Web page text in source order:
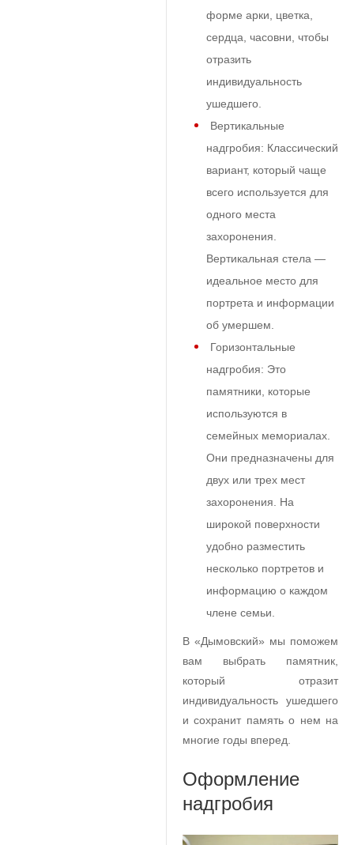
форме арки, цветка,
сердца, часовни, чтобы
отразить
индивидуальность
ушедшего.
Вертикальные
надгробия: Классический
вариант, который чаще
всего используется для
одного места
захоронения.
Вертикальная стела —
идеальное место для
портрета и информации
об умершем.
Горизонтальные
надгробия: Это
памятники, которые
используются в
семейных мемориалах.
Они предназначены для
двух или трех мест
захоронения. На
широкой поверхности
удобно разместить
несколько портретов и
информацию о каждом
члене семьи.
В «Дымовский» мы поможем
вам выбрать памятник,
который отразит
индивидуальность ушедшего
и сохранит память о нем на
многие годы вперед.
Оформление
надгробия